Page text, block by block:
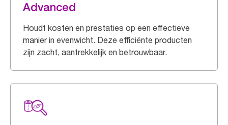
Advanced
Houdt kosten en prestaties op een effectieve
manier in evenwicht. Deze efficiënte producten
zijn zacht, aantrekkelijk en betrouwbaar.